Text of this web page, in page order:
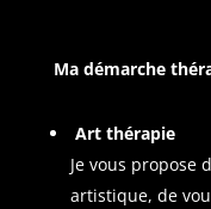
Ma démarche
Art thérapie
Je vous propose
artistique, de